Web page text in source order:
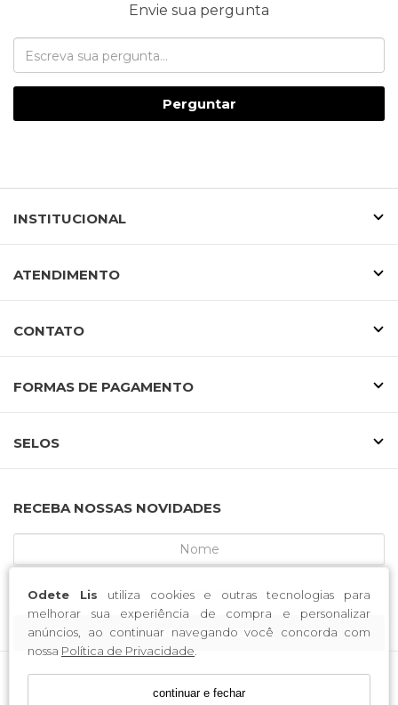
Odete Lis utiliza cookies e outras tecnologias para
melhorar sua experiência de compra e personalizar
anúncios, ao continuar navegando você concorda com
nossa Política de Privacidade
continuar e fechar
Envie sua pergunta
Perguntar
INSTITUCIONAL
ATENDIMENTO
CONTATO
FORMAS DE PAGAMENTO
SELOS
RECEBA NOSSAS NOVIDADES
CADASTRE-SE
MCA CALCADOS / CNPJ: 52.233.219/0001-34